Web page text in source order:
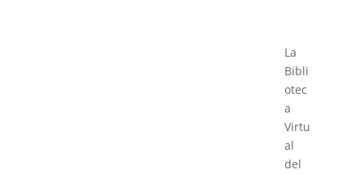
La
Bibli
otec
a
Virtu
al
del